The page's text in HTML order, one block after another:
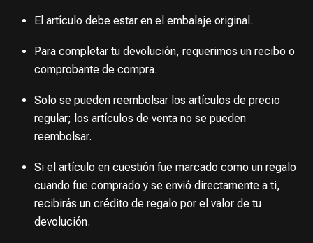
El artículo debe estar en el embalaje original.
Para completar tu devolución, requerimos un recibo o
comprobante de compra.
Solo se pueden reembolsar los artículos de precio
regular; los artículos de venta no se pueden
reembolsar.
Si el artículo en cuestión fue marcado como un regalo
cuando fue comprado y se envió directamente a ti,
recibirás un crédito de regalo por el valor de tu
devolución.